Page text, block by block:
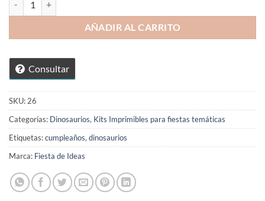
AÑADIR AL CARRITO
Consultar
SKU: 26
Categorías: Dinosaurios, Kits Imprimibles para fiestas temáticas
Etiquetas:cumpleaños, dinosaurios
Marca: Fiesta de Ideas